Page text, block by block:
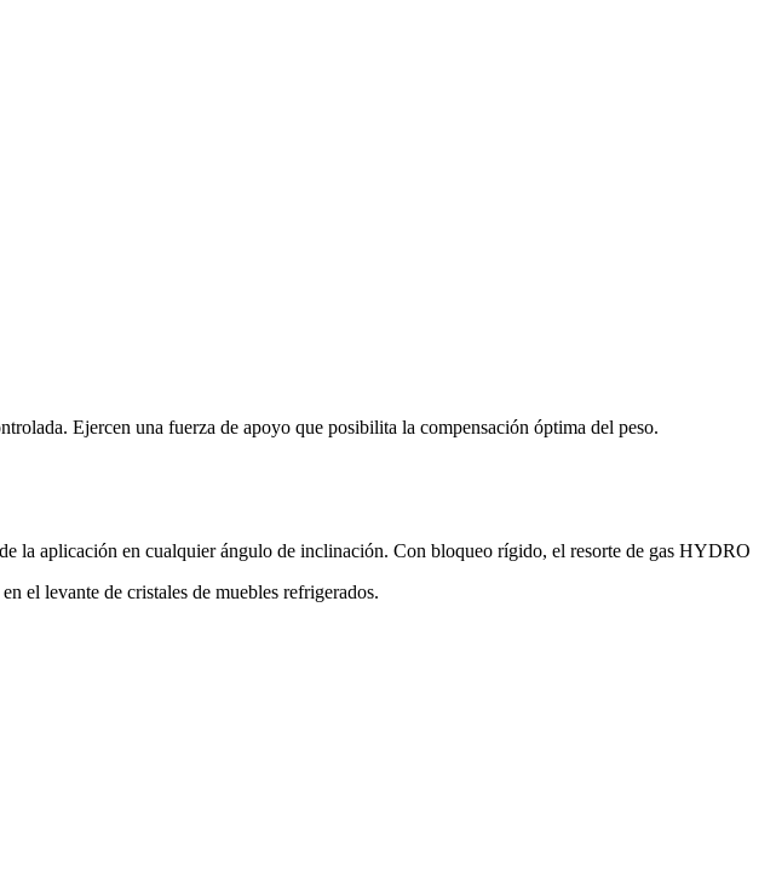
Ejercen una fuerza de apoyo que posibilita la compensación óptima del peso.
la aplicación en cualquier ángulo de inclinación. Con bloqueo rígido, el resorte de gas HYDRO
el levante de cristales de muebles refrigerados.